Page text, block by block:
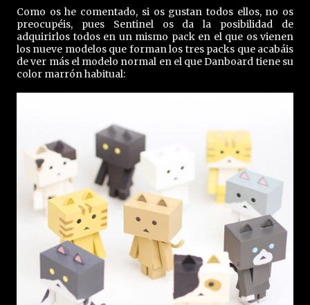
Como os he comentado, si os gustan todos ellos, no os
preocupéis, pues Sentinel os da la posibilidad de
adquirirlos todos en un mismo pack en el que os vienen
los nueve modelos que forman los tres packs que acabáis
de ver más el modelo normal en el que Danboard tiene su
color marrón habitual: